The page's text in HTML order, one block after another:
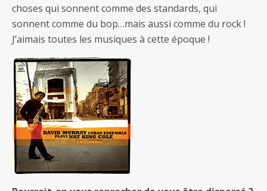
choses qui sonnent comme des standards, qui
sonnent comme du bop…mais aussi comme du rock !
J’aimais toutes les musiques à cette époque !